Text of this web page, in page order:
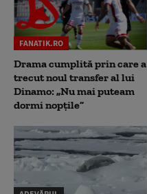
FANATIK.RO
Drama cumplită prin care a
trecut noul transfer al lui
Dinamo: „Nu mai puteam
dormi nopțile”